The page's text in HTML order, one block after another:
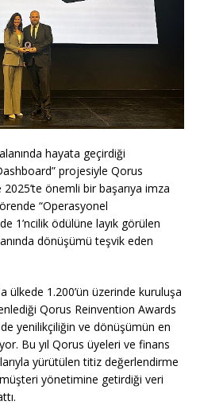
hayata geçirdiği
projesiyle Qorus
önemli bir başarıya imza
“Operasyonel
1’ncilik ödülüne layık görülen
dönüşümü teşvik eden
ülkede 1.200’ün üzerinde kuruluşa
Qorus Reinvention Awards
yenilikçiliğin ve dönüşümün en
Bu yıl Qorus üyeleri ve finans
yürütülen titiz değerlendirme
yönetimine getirdiği veri